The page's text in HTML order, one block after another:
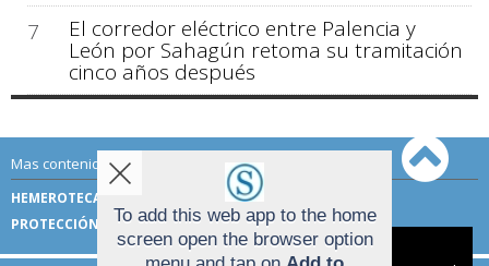
7
El corredor eléctrico entre Palencia y
León por Sahagún retoma su tramitación
cinco años después
Mas contenido de Sahagún Digital:
HEMEROTECA
TÉRMINOS DE USO
PROTECCIÓN DE DATOSTo add this web app to the home
screen open the browser option
Aviso sobre el Uso de cookies: